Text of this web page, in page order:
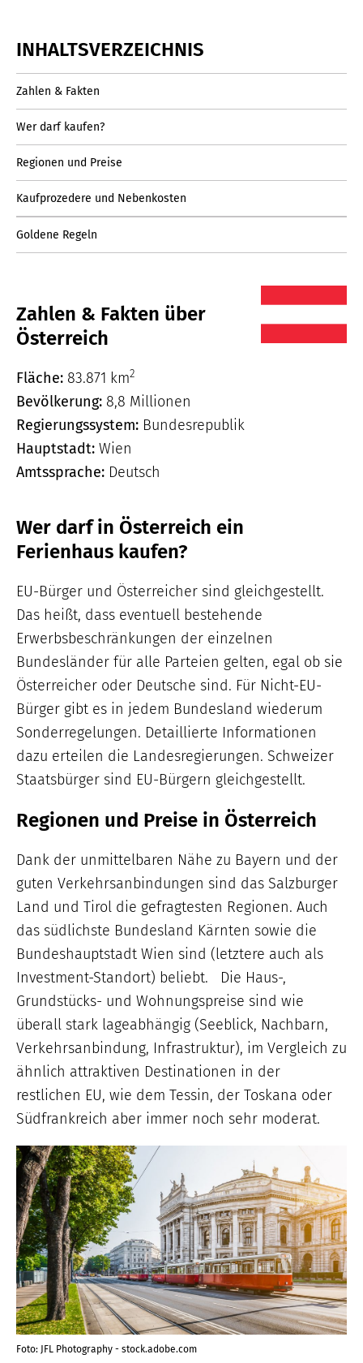
INHALTSVERZEICHNIS
Zahlen & Fakten
Wer darf kaufen?
Regionen und Preise
Kaufprozedere und Nebenkosten
Goldene Regeln
Zahlen & Fakten über
Österreich
Fläche: 83.871 km2
Bevölkerung: 8,8 Millionen
Regierungssystem: Bundesrepublik
Hauptstadt: Wien
Amtssprache: Deutsch
Wer darf in Österreich ein
Ferienhaus kaufen?
EU-Bürger und Österreicher sind gleichgestellt.
Das heißt, dass eventuell bestehende
Erwerbsbeschränkungen der einzelnen
Bundesländer für alle Parteien gelten, egal ob sie
Österreicher oder Deutsche sind. Für Nicht-EU-
Bürger gibt es in jedem Bundesland wiederum
Sonderregelungen. Detaillierte Informationen
dazu erteilen die Landesregierungen. Schweizer
Staatsbürger sind EU-Bürgern gleichgestellt.
Regionen und Preise in Österreich
Dank der unmittelbaren Nähe zu Bayern und der
guten Verkehrsanbindungen sind das Salzburger
Land und Tirol die gefragtesten Regionen. Auch
das südlichste Bundesland Kärnten sowie die
Bundeshauptstadt Wien sind (letztere auch als
Investment-Standort) beliebt. Die Haus-,
Grundstücks- und Wohnungspreise sind wie
überall stark lageabhängig (Seeblick, Nachbarn,
Verkehrsanbindung, Infrastruktur), im Vergleich zu
ähnlich attraktiven Destinationen in der
restlichen EU, wie dem Tessin, der Toskana oder
Südfrankreich aber immer noch sehr moderat.
Foto: JFL Photography - stock.adobe.com